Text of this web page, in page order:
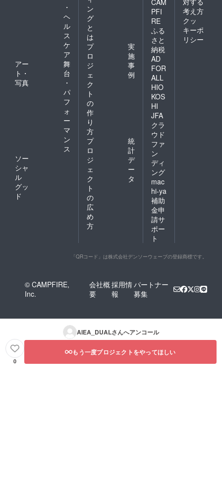
・
ヘ
ル
ス
ケ
ア
アー
ト・
写真
舞
台
・
パ
フ
ォ
ー
マ
ン
ス
ソー
シャ
ル
グッ
ド
ン
グ
と
は
プ
ロ
ジ
ェ
ク
ト
の
作
り
方
実
施
事
例
プ
ロ
ジ
ェ
ク
ト
の
広
め
方
統
計
デ
ー
タ
CAM
PFI
RE
ふる
さと
納税
AD
FOR
ALL
HIO
KOS
HI
JFA
クラ
ウド
ファ
ン
ディ
ング
mac
hi-ya
補助
金申
請サ
ポー
ト
考え方
クッ
キーポ
リシー
「QRコード」は株式会社デンソーウェーブの登録商標です。
© CAMPFIRE,
Inc.
会社概
要
採用情
報
パートナー
募集
AIEA_DUALさんへアンコール
0
もう一度プロジェクトをやってほしい